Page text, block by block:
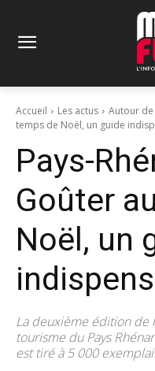
Accueil Les actus Autour
temps de Noël, un guide
Pays-
Goûter
Noël, un
La deuxième édition de
tourisme du Pays
est tiré à 5 000